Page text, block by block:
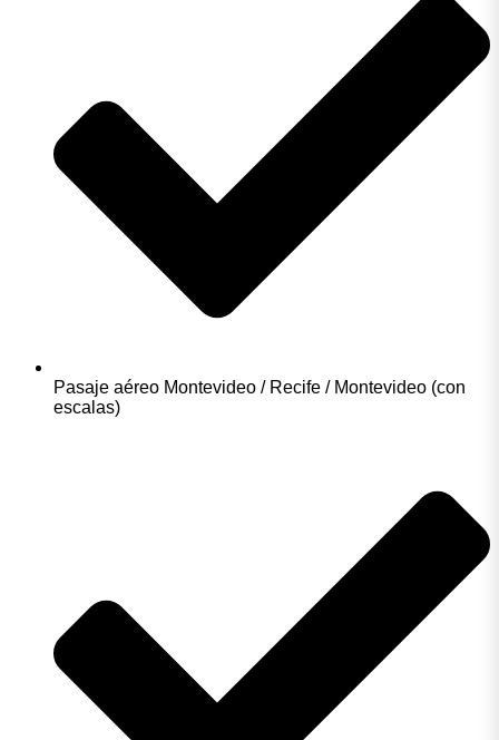
Pasaje aéreo Montevideo / Recife / Montevideo (con
escalas)